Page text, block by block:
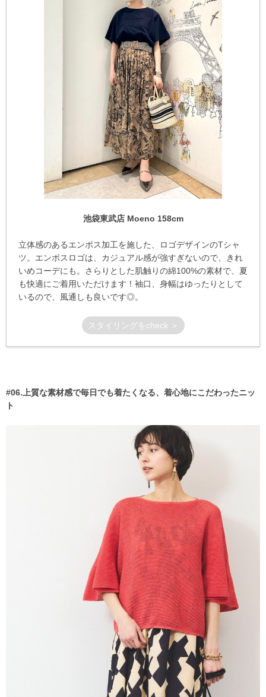
池袋東武店 Moeno 158cm
立体感のあるエンボス加工を施した、ロゴデザインのTシャ
ツ。エンボスロゴは、カジュアル感が強すぎないので、きれ
いめコーデにも。さらりとした肌触りの綿100%の素材で、夏
も快適にご着用いただけます！袖口、身幅はゆったりとして
いるので、風通しも良いです◎。
スタイリングをcheck ＞
#06.上質な素材感で毎日でも着たくなる、着心地にこだわったニッ
ト